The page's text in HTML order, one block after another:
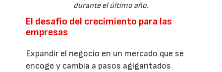
durante el último año.
El desafío del crecimiento para las
empresas
Expandir el negocio en un mercado que se
encoge y cambia a pasos agigantados